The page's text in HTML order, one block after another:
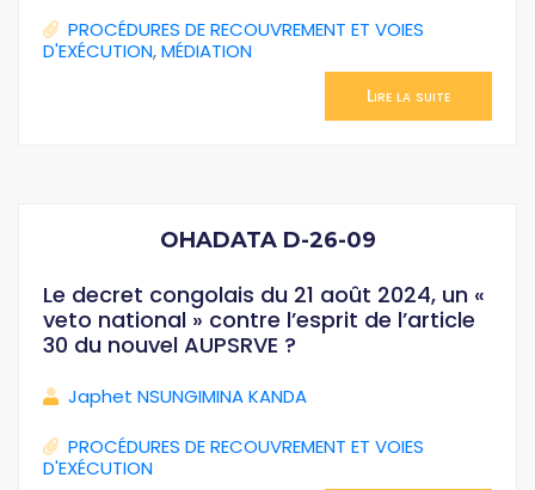
PROCÉDURES DE RECOUVREMENT ET VOIES
D'EXÉCUTION,MÉDIATION
Lire la suite
OHADATA D-26-09
Le decret congolais du 21 août 2024, un «
veto national » contre l’esprit de l’article
30 du nouvel AUPSRVE ?
Japhet NSUNGIMINA KANDA
PROCÉDURES DE RECOUVREMENT ET VOIES
D'EXÉCUTION